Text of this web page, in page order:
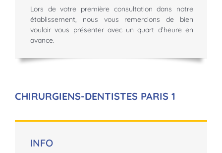
Lors de votre première consultation dans notre
établissement, nous vous remercions de bien
vouloir vous présenter avec un quart d’heure en
avance.
CHIRURGIENS-DENTISTES PARIS 1
INFO